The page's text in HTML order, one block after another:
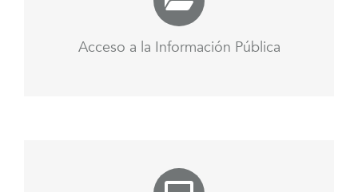
Acceso a la Información Pública